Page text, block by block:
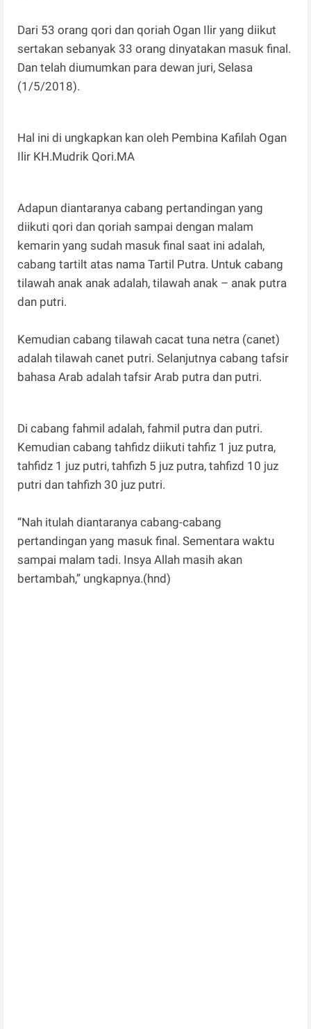
Dari 53 orang qori dan qoriah Ogan Ilir yang diikut
sertakan sebanyak 33 orang dinyatakan masuk final.
Dan telah diumumkan para dewan juri, Selasa
(1/5/2018).
Hal ini di ungkapkan kan oleh Pembina Kafilah Ogan
Ilir KH.Mudrik Qori.MA
Adapun diantaranya cabang pertandingan yang
diikuti qori dan qoriah sampai dengan malam
kemarin yang sudah masuk final saat ini adalah,
cabang tartilt atas nama Tartil Putra. Untuk cabang
tilawah anak anak adalah, tilawah anak – anak putra
dan putri.
Kemudian cabang tilawah cacat tuna netra (canet)
adalah tilawah canet putri. Selanjutnya cabang tafsir
bahasa Arab adalah tafsir Arab putra dan putri.
Di cabang fahmil adalah, fahmil putra dan putri.
Kemudian cabang tahfidz diikuti tahfiz 1 juz putra,
tahfidz 1 juz putri, tahfizh 5 juz putra, tahfizd 10 juz
putri dan tahfizh 30 juz putri.
“Nah itulah diantaranya cabang-cabang
pertandingan yang masuk final. Sementara waktu
sampai malam tadi. Insya Allah masih akan
bertambah,” ungkapnya.(hnd)